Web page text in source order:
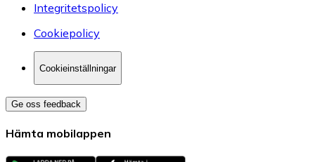
Integritetspolicy
Cookiepolicy
Cookieinställningar
Ge oss feedback
Hämta mobilappen